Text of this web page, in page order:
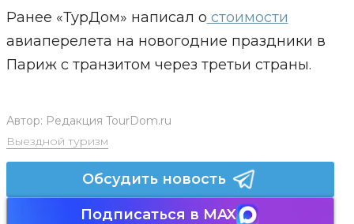
Ранее «ТурДом» написал о стоимости
авиаперелета на новогодние праздники в
Париж с транзитом через третьи страны.
Автор: Редакция TourDom.ru
Выездной туризм
Обсудить новость
Подписаться в MAX